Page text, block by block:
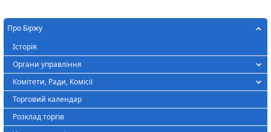
Про Біржу
Історія
Органи управління
Комітети, Ради, Комісії
Торговий календар
Розклад торгів